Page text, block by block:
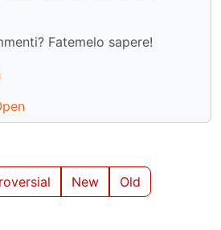
Fatemelo sapere!
New Old